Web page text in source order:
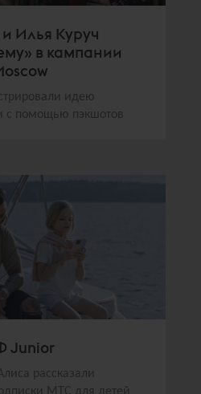
Илья Куруч
в кампании
идею
с помощью пэкшотов
Junior
рассказали